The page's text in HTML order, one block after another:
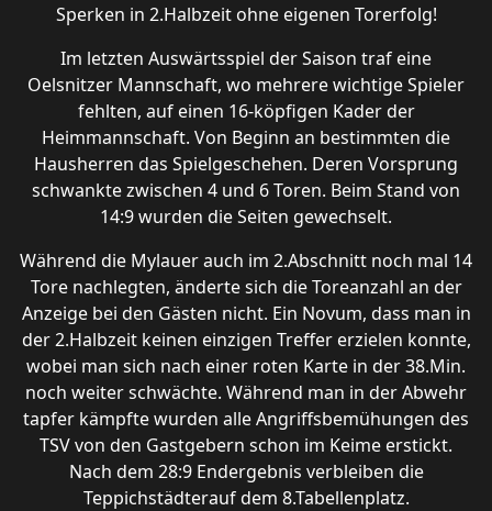
Sperken in 2.Halbzeit ohne eigenen Torerfolg!
Im letzten Auswärtsspiel der Saison traf eine
Oelsnitzer Mannschaft, wo mehrere wichtige Spieler
fehlten, auf einen 16-köpfigen Kader der
Heimmannschaft. Von Beginn an bestimmten die
Hausherren das Spielgeschehen. Deren Vorsprung
schwankte zwischen 4 und 6 Toren. Beim Stand von
14:9 wurden die Seiten gewechselt.
Während die Mylauer auch im 2.Abschnitt noch mal 14
Tore nachlegten, änderte sich die Toreanzahl an der
Anzeige bei den Gästen nicht. Ein Novum, dass man in
der 2.Halbzeit keinen einzigen Treffer erzielen konnte,
wobei man sich nach einer roten Karte in der 38.Min.
noch weiter schwächte. Während man in der Abwehr
tapfer kämpfte wurden alle Angriffsbemühungen des
TSV von den Gastgebern schon im Keime erstickt.
Nach dem 28:9 Endergebnis verbleiben die
Teppichstädterauf dem 8.Tabellenplatz.